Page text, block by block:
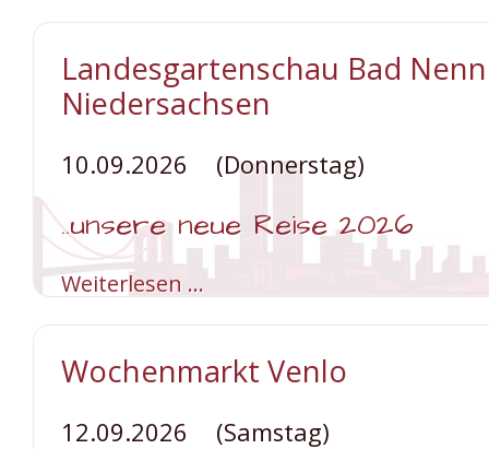
Weiterlesen …
Pflaumenhof
inkl.
Kaffeegedeck
Landesgartenschau Bad
Niedersachsen
10.09.2026 (Donnerstag)
..unsere neue Reise 2026
Weiterlesen … Landesgartenschau
Bad
Wochenmarkt Venlo
12.09.2026 (Samstag)